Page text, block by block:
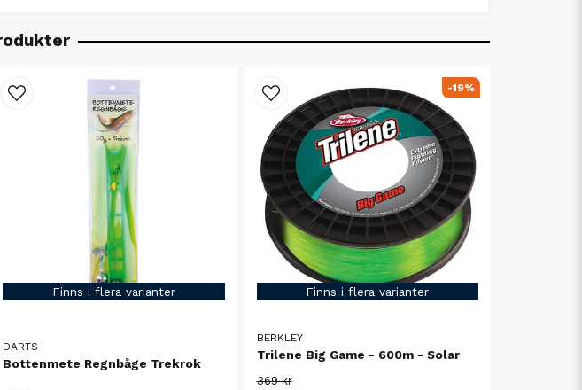
Finns i flera varianter
DARTS
Bottenmete Regnbåge Trekrok
Finns i flera varianter
BERKLEY
Trilene Big Game - 600m - Solar
369 kr
-19%